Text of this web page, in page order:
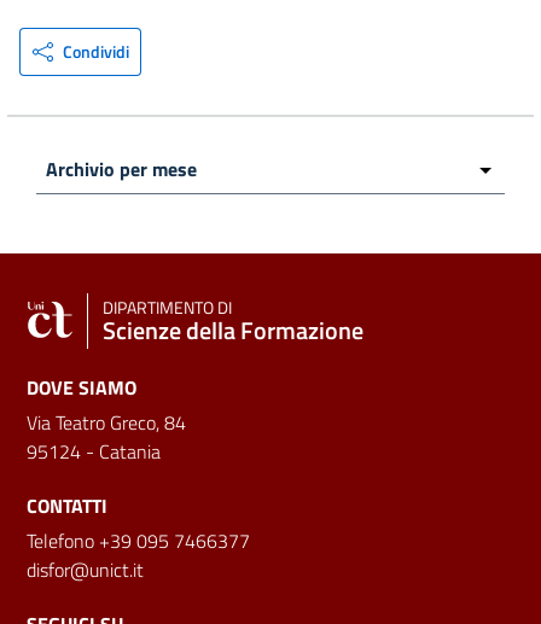
Condividi
DIPARTIMENTO DI
Scienze della Formazione
DOVE SIAMO
Via Teatro Greco, 84
95124 - Catania
CONTATTI
Telefono +39 095 7466377
disfor@unict.it